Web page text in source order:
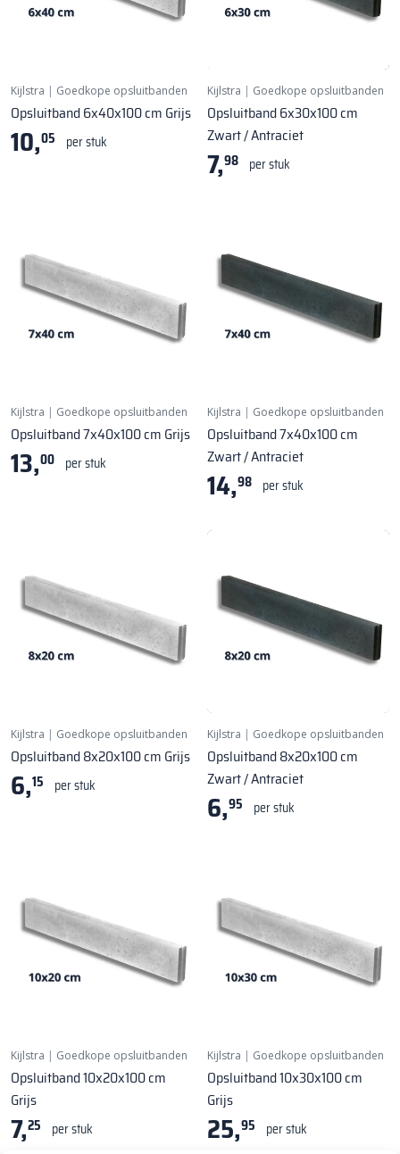
Kijlstra | Goedkope opsluitbanden
Opsluitband 6x40x100 cm Grijs
10,05 per stuk
Kijlstra | Goedkope opsluitbanden
Opsluitband 6x30x100 cm
Zwart / Antraciet
7,98 per stuk
Kijlstra | Goedkope opsluitbanden
Opsluitband 7x40x100 cm Grijs
13,00 per stuk
Kijlstra | Goedkope opsluitbanden
Opsluitband 7x40x100 cm
Zwart / Antraciet
14,98 per stuk
Kijlstra | Goedkope opsluitbanden
Opsluitband 8x20x100 cm Grijs
6,15 per stuk
Kijlstra | Goedkope opsluitbanden
Opsluitband 8x20x100 cm
Zwart / Antraciet
6,95 per stuk
Kijlstra | Goedkope opsluitbanden
Opsluitband 10x20x100 cm
Grijs
7,25 per stuk
Kijlstra | Goedkope opsluitbanden
Opsluitband 10x30x100 cm
Grijs
25,95 per stuk